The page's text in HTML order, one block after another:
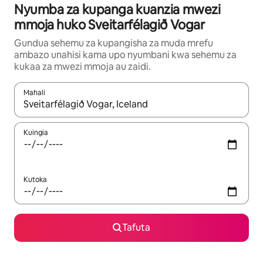
Nyumba za kupanga kuanzia mwezi
mmoja huko Sveitarfélagið Vogar
Gundua sehemu za kupangisha za muda mrefu
ambazo unahisi kama upo nyumbani kwa sehemu za
kukaa za mwezi mmoja au zaidi.
Mahali
Wakati matokeo yanapatikana, vinjari kwa kutumia vitufe vya
Kuingia
Kutoka
Tafuta